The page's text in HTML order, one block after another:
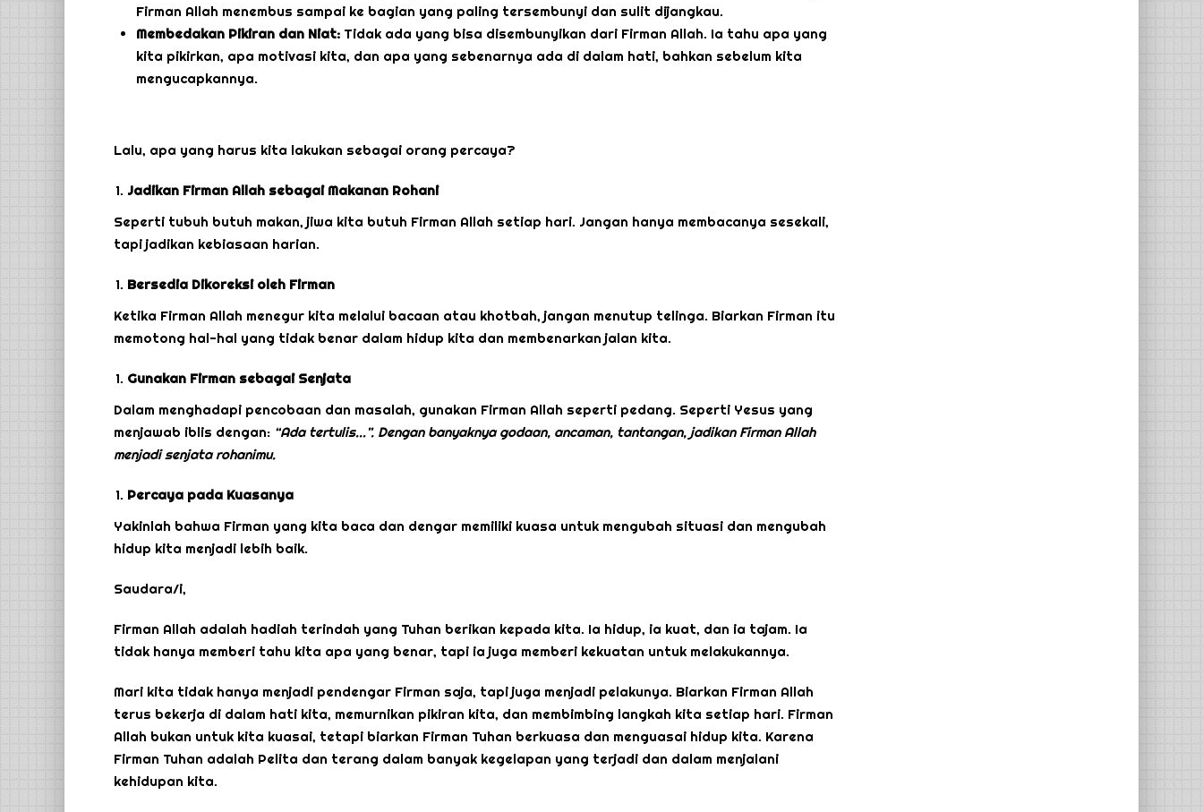
Firman Allah menembus sampai ke bagian yang paling tersembunyi dan sulit dijangkau.
Membedakan Pikiran dan Niat: Tidak ada yang bisa disembunyikan dari Firman Allah. Ia tahu apa yang
kita pikirkan, apa motivasi kita, dan apa yang sebenarnya ada di dalam hati, bahkan sebelum kita
mengucapkannya.
Lalu, apa yang harus kita lakukan sebagai orang percaya?
Jadikan Firman Allah sebagai Makanan Rohani
Seperti tubuh butuh makan, jiwa kita butuh Firman Allah setiap hari. Jangan hanya membacanya sesekali,
tapi jadikan kebiasaan harian.
Bersedia Dikoreksi oleh Firman
Ketika Firman Allah menegur kita melalui bacaan atau khotbah, jangan menutup telinga. Biarkan Firman itu
memotong hal-hal yang tidak benar dalam hidup kita dan membenarkan jalan kita.
Gunakan Firman sebagai Senjata
Dalam menghadapi pencobaan dan masalah, gunakan Firman Allah seperti pedang. Seperti Yesus yang
menjawab iblis dengan: “Ada tertulis…”. Dengan banyaknya godaan, ancaman, tantangan, jadikan Firman Allah
menjadi senjata rohanimu.
Percaya pada Kuasanya
Yakinlah bahwa Firman yang kita baca dan dengar memiliki kuasa untuk mengubah situasi dan mengubah
hidup kita menjadi lebih baik.
Saudara/i,
Firman Allah adalah hadiah terindah yang Tuhan berikan kepada kita. Ia hidup, ia kuat, dan ia tajam. Ia
tidak hanya memberi tahu kita apa yang benar, tapi ia juga memberi kekuatan untuk melakukannya.
Mari kita tidak hanya menjadi pendengar Firman saja, tapi juga menjadi pelakunya. Biarkan Firman Allah
terus bekerja di dalam hati kita, memurnikan pikiran kita, dan membimbing langkah kita setiap hari. Firman
Allah bukan untuk kita kuasai, tetapi biarkan Firman Tuhan berkuasa dan menguasai hidup kita. Karena
Firman Tuhan adalah Pelita dan terang dalam banyak kegelapan yang terjadi dan dalam menjalani
kehidupan kita.